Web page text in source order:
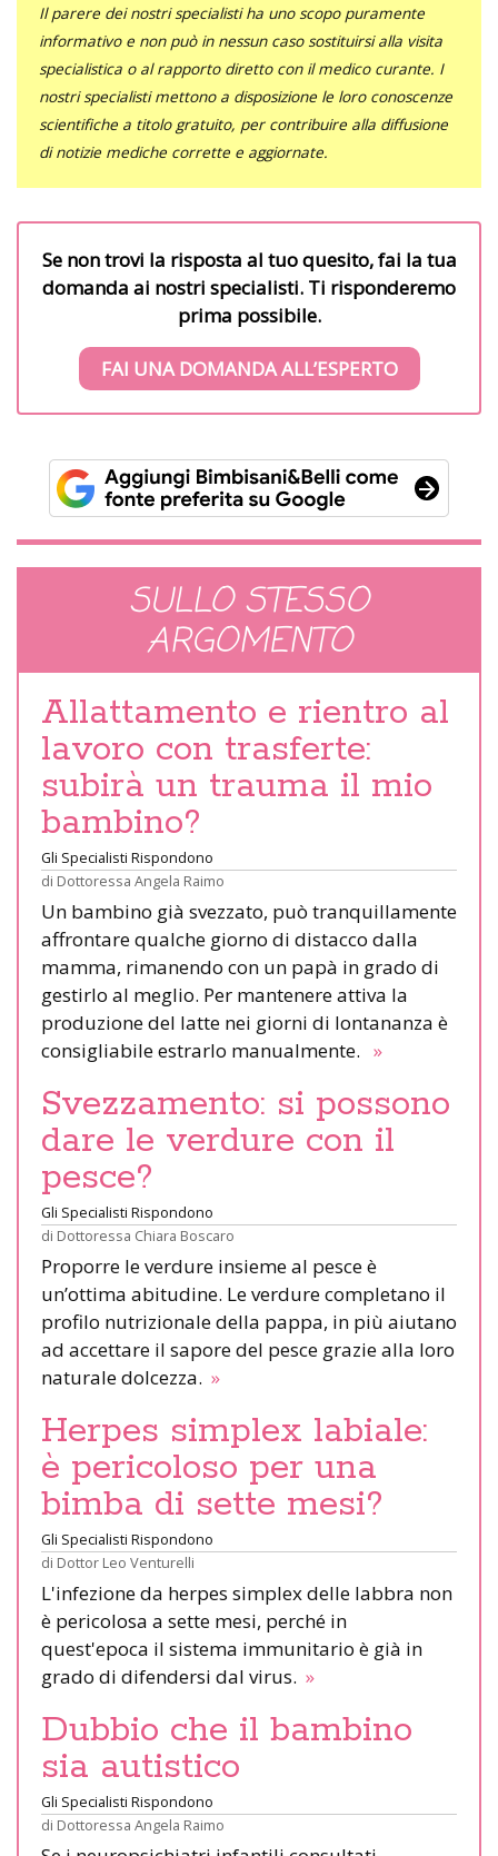
Il parere dei nostri specialisti ha uno scopo puramente
informativo e non può in nessun caso sostituirsi alla visita
specialistica o al rapporto diretto con il medico curante. I
nostri specialisti mettono a disposizione le loro conoscenze
scientifiche a titolo gratuito, per contribuire alla diffusione
di notizie mediche corrette e aggiornate.
Se non trovi la risposta al tuo quesito, fai la tua
domanda ai nostri specialisti. Ti risponderemo
prima possibile.
FAI UNA DOMANDA ALL’ESPERTO
SULLO STESSO
ARGOMENTO
Allattamento e rientro al
lavoro con trasferte:
subirà un trauma il mio
bambino?
Gli Specialisti Rispondono
di Dottoressa Angela Raimo
Un bambino già svezzato, può tranquillamente
affrontare qualche giorno di distacco dalla
mamma, rimanendo con un papà in grado di
gestirlo al meglio. Per mantenere attiva la
produzione del latte nei giorni di lontananza è
consigliabile estrarlo manualmente. »
Svezzamento: si possono
dare le verdure con il
pesce?
Gli Specialisti Rispondono
di Dottoressa Chiara Boscaro
Proporre le verdure insieme al pesce è
un’ottima abitudine. Le verdure completano il
profilo nutrizionale della pappa, in più aiutano
ad accettare il sapore del pesce grazie alla loro
naturale dolcezza. »
Herpes simplex labiale:
è pericoloso per una
bimba di sette mesi?
Gli Specialisti Rispondono
di Dottor Leo Venturelli
L'infezione da herpes simplex delle labbra non
è pericolosa a sette mesi, perché in
quest'epoca il sistema immunitario è già in
grado di difendersi dal virus. »
Dubbio che il bambino
sia autistico
Gli Specialisti Rispondono
di Dottoressa Angela Raimo